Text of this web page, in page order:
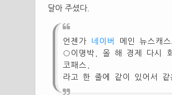
달아 주셨다.
언젠가 네이버
메인 뉴스캐스
○이명박. 올 해 경제 다시
코패스.
라고 한 줄에 같이 있어서 같